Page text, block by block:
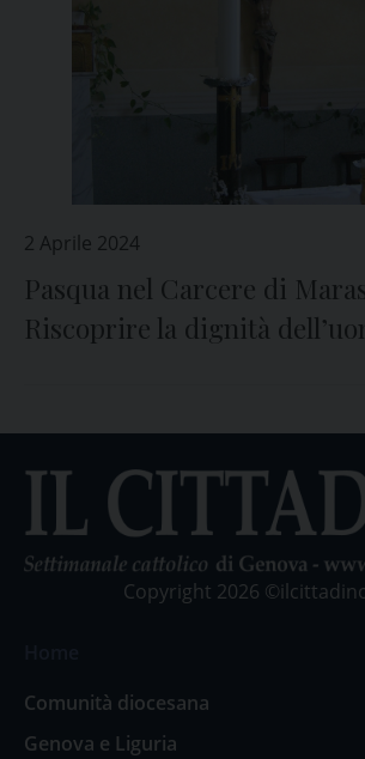
2 Aprile 2024
Pasqua nel Carcere di
Riscoprire la dignità
Copyright 2026
Comunità diocesana
Genova e Liguria